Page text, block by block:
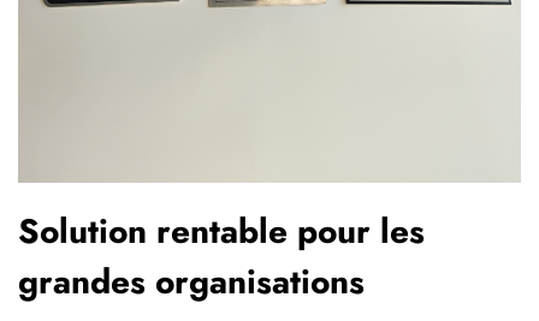
Solution rentable pour les
grandes organisations